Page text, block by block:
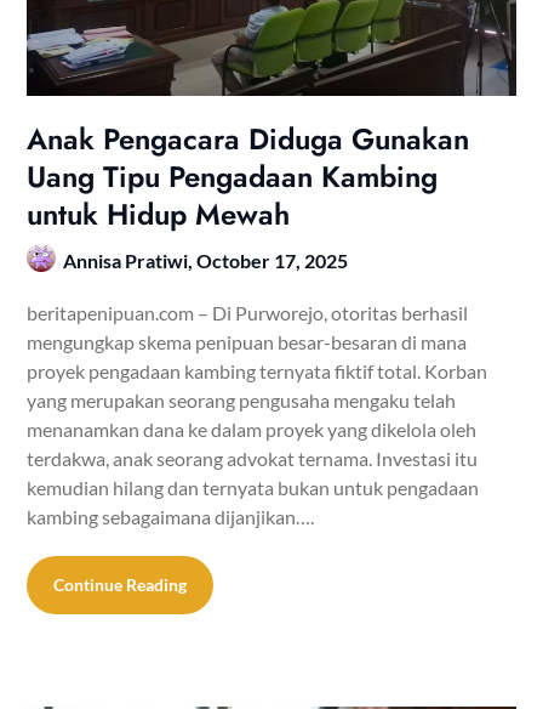
Anak Pengacara Diduga Gunakan
Uang Tipu Pengadaan Kambing
untuk Hidup Mewah
Annisa Pratiwi,October 17, 2025
beritapenipuan.com – Di Purworejo, otoritas berhasil
mengungkap skema penipuan besar-besaran di mana
proyek pengadaan kambing ternyata fiktif total. Korban
yang merupakan seorang pengusaha mengaku telah
menanamkan dana ke dalam proyek yang dikelola oleh
terdakwa, anak seorang advokat ternama. Investasi itu
kemudian hilang dan ternyata bukan untuk pengadaan
kambing sebagaimana dijanjikan….
Continue Reading